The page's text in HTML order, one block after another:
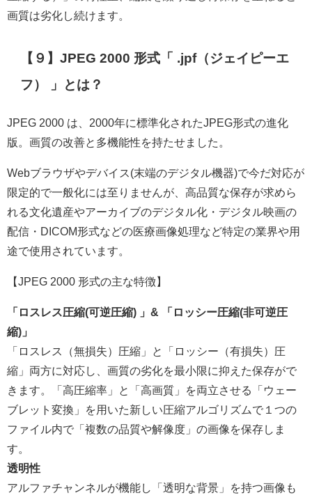
画質は劣化し続けます。
【９】JPEG 2000 形式「 .jpf（ジェイピーエ
フ） 」とは？
JPEG 2000 は、2000年に標準化されたJPEG形式の進化
版。画質の改善と多機能性を持たせました。
Webブラウザやデバイス(末端のデジタル機器)で今だ対応が
限定的で一般化には至りませんが、高品質な保存が求めら
れる文化遺産やアーカイブのデジタル化・デジタル映画の
配信・DICOM形式などの医療画像処理など特定の業界や用
途で使用されています。
【JPEG 2000 形式の主な特徴】
「ロスレス圧縮(可逆圧縮) 」& 「ロッシー圧縮(非可逆圧
縮)」
「ロスレス（無損失）圧縮」と「ロッシー（有損失）圧
縮」両方に対応し、画質の劣化を最小限に抑えた保存がで
きます。「高圧縮率」と「高画質」を両立させる「ウェー
ブレット変換」を用いた新しい圧縮アルゴリズムで１つの
ファイル内で「複数の品質や解像度」の画像を保存しま
す。
透明性
アルファチャンネルが機能し「透明な背景」を持つ画像も